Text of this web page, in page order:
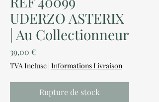
UDERZO ASTERIX
| Au Collectionneur
39,00 €Prix
TVA Incluse | Informations Livraison
Rupture de stock